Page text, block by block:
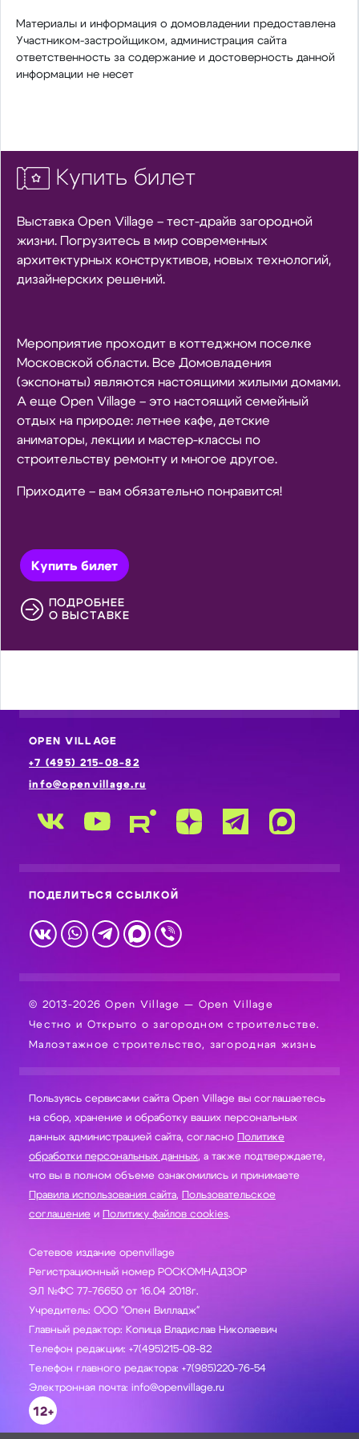
Материалы и информация о домовладении предоставлена
Участником-застройщиком, администрация сайта
ответственность за содержание и достоверность данной
информации не несет
Купить билет
Выставка Open Village – тест-драйв загородной
жизни. Погрузитесь в мир современных
архитектурных конструктивов, новых технологий,
дизайнерских решений.
Мероприятие проходит в коттеджном поселке
Московской области. Все Домовладения
(экспонаты) являются настоящими жилыми домами.
А еще Open Village – это настоящий семейный
отдых на природе: летнее кафе, детские
аниматоры, лекции и мастер-классы по
строительству ремонту и многое другое.
Приходите – вам обязательно понравится!
Купить билет
ПОДРОБНЕЕ
О ВЫСТАВКЕ
OPEN VILLAGE
+7 (495) 215-08-82
info@openvillage.ru
ПОДЕЛИТЬСЯ ССЫЛКОЙ
© 2013-2026 Open Village — Open Village
Честно и Открыто о загородном строительстве.
Малоэтажное строительство, загородная жизнь
Пользуясь сервисами сайта Open Village вы соглашаетесь
на сбор, хранение и обработку ваших персональных
данных администрацией сайта, согласно Политике
обработки персональных данных, а также подтверждаете,
что вы в полном объеме ознакомились и принимаете
Правила использования сайта, Пользовательское
соглашение и Политику файлов cookies.
Сетевое издание openvillage
Регистрационный номер РОСКОМНАДЗОР
ЭЛ №ФС 77-76650 от 16.04 2018г.
Учредитель: ООО "Опен Вилладж"
Главный редактор: Копица Владислав Николаевич
Телефон редакции: +7(495)215-08-82
Телефон главного редактора: +7(985)220-76-54
Электронная почта: info@openvillage.ru
12+